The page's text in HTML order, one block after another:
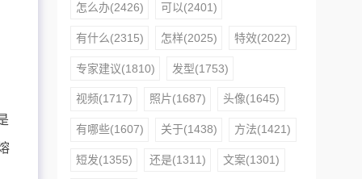
怎么办(2426) 可以(2401)
有什么(2315) 怎样(2025) 特效(2022)
专家建议(1810) 发型(1753)
视频(1717) 照片(1687) 头像(1645)
有哪些(1607) 关于(1438) 方法(1421)
短发(1355) 还是(1311) 文案(1301)